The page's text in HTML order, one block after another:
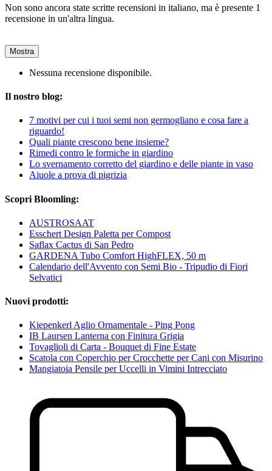
Non sono ancora state scritte recensioni in italiano, ma è presente 1
recensione in un'altra lingua.
Mostra
Nessuna recensione disponibile.
Il nostro blog:
7 motivi per cui i tuoi semi non germogliano e cosa fare a
riguardo!
Quali piante crescono bene insieme?
Rimedi contro le formiche in giardino
Lo svernamento corretto del giardino e delle piante in vaso
Aiuole a prova di pigrizia
Scopri Bloomling:
AUSTROSAAT
Esschert Design Paletta per Compost
Saflax Cactus di San Pedro
GARDENA Tubo Comfort HighFLEX, 50 m
Calendario dell'Avvento con Semi Bio - Tripudio di Fiori
Selvatici
Nuovi prodotti:
Kiepenkerl Aglio Ornamentale - Ping Pong
IB Laursen Lanterna con Finitura Grigia
Tovaglioli di Carta - Bouquet di Fine Estate
Scatola con Coperchio per Crocchette per Cani con Misurino
Mangiatoia Pensile per Uccelli in Vimini Intrecciato